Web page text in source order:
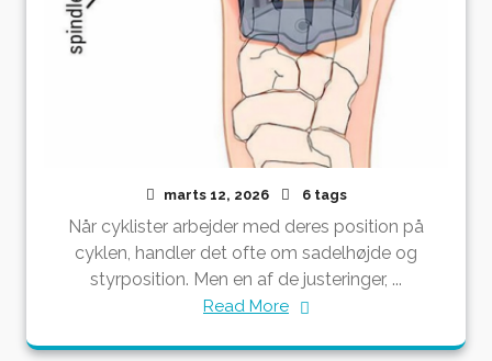
marts 12, 2026 6 tags
Når cyklister arbejder med deres position på
cyklen, handler det ofte om sadelhøjde og
styrposition. Men en af de justeringer, ...
Read More